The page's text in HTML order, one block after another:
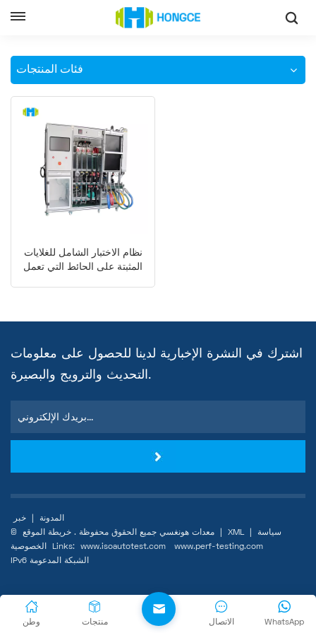
معدات اختبار تسرب الغلايات التي تعمل بالغاز
فئات المنتجات
نظام الاختبار الشامل للغلايات
المثبتة على الحائط التي تعمل
اشترك في النشرة الإخبارية لدينا للحصول على معلومات
التحديث والترويج والبصيرة.
المدونة
خبر
© معدات هونغسي جميع الحقوق محفوظة .
XML
سياسة
الخصوصية
Links: www.isoautotest.com
www.perf-testing.com
IPv6 الشبكة المدعومة
وطن منتجات WhatsApp الاتصال